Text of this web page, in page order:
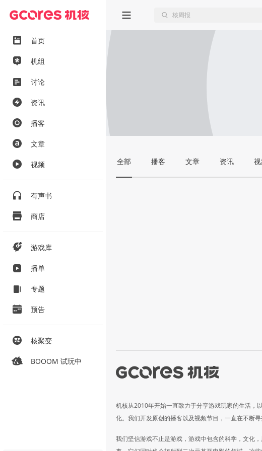
首页
机组
讨论
资讯
播客
文章
视频
有声书
商店
游戏库
播单
专题
预告
核聚变
BOOOM 试玩中
全部 播客 文章 资讯
机核从2010年开始一直致力于分享游戏玩家的生活，
化。我们开发原创的播客以及视频节目，一直在不断寻
我们坚信游戏不止是游戏，游戏中包含的科学，文化